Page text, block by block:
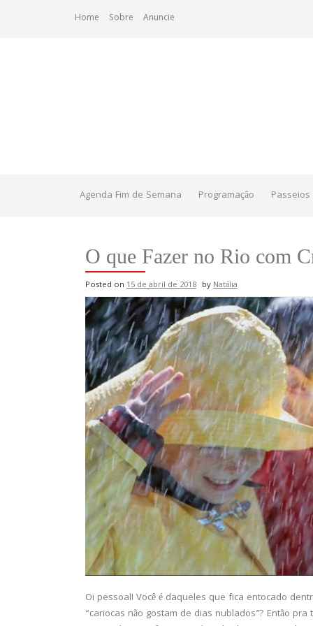
Home Sobre Anuncie
Agenda Fim de Semana Programação
O que Fazer no Rio com
Posted on 15 de abril de 2018 byNatália
Oi pessoal! Você é daqueles que fica entocado
“cariocas não gostam de dias nublados”? Então